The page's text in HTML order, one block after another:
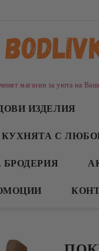
магазин за уюта на
ИЗДЕЛИЯ
КУХНЯТА С